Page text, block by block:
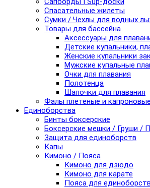
Спасательные жилеты
Сумки / Чехлы для водных
Товары для бассейна
Аксессуары для
Детские купальники,
Женские купальники
Мужские купальные
Очки для плавания
Полотенца
Шапочки для плавания
Фалы плетеные и капроновые
Единоборства
Бинты боксерские
Боксерские мешки / Груши /
Защита для единоборств
Капы
Кимоно / Пояса
Кимоно для дзюдо
Кимоно для карате
Пояса для единоборств